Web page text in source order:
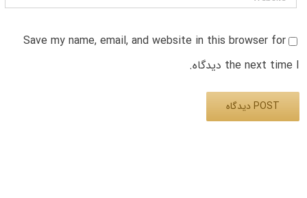
Save my name, email, and website in this browser for
the next time I دیدگاه.